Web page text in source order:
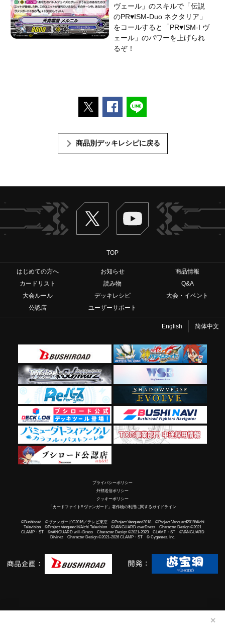
✕
ヴェール」のスキルで「伝説
のPR♥ISM-Duo ネクタリア」
をコールすると「PR♥ISM-I ヴ
ェール」のパワーを上げられ
るぞ！
ポストするFacebookでシェアする
商品別デッキレシピに戻る
Twitter ヴァンガードch
TOP
はじめての方へ お知らせ
商品情報
カードリスト
読み物
Q&A
大会ルール
デッキレシピ
大会・イベント
公認店
ユーザーサポート
English 简体中文
プライバシーポリシー
外部送信ポリシー
クッキーポリシー
「カードファイト!! ヴァンガード」著作物の利用に関するガイドライン
©Bushiroad ©ヴァンガードG2016／テレビ東京 ©Project Vanguard2018 ©Project Vanguard2019/Aichi
Television ©Project Vanguard if/Aichi Television ©VANGUARD overDress Character Design ©2021
CLAMP・ST ©VANGUARD will+Dress Character Design ©2021-2023 CLAMP・ST ©VANGUARD
Divinez Character Design ©2021-2026 CLAMP・ST © Cygames, Inc.